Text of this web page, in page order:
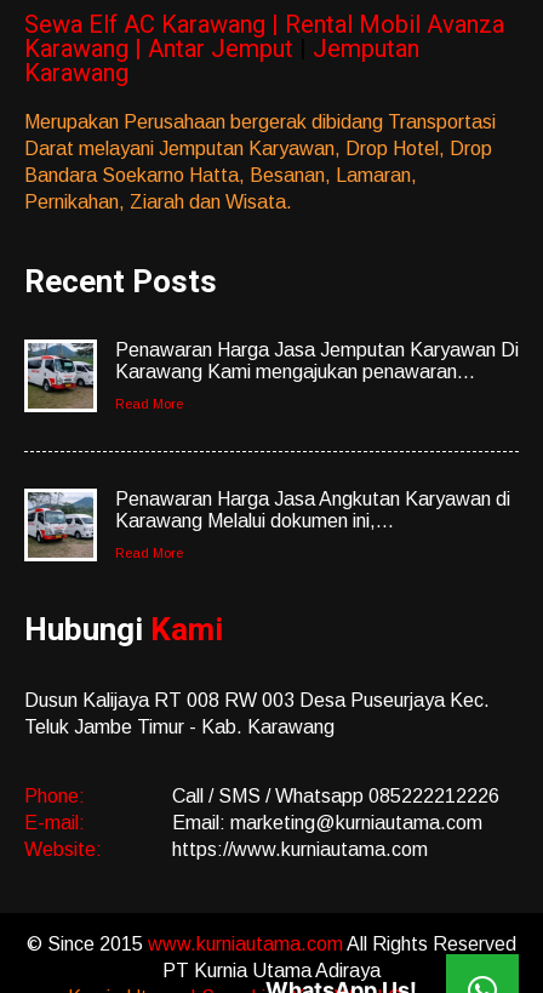
Sewa Elf AC Karawang | Rental Mobil Avanza
Karawang | Antar Jemput
Jemputan
Karawang
Merupakan Perusahaan bergerak dibidang Transportasi
Darat melayani Jemputan Karyawan, Drop Hotel, Drop
Bandara Soekarno Hatta, Besanan, Lamaran,
Pernikahan, Ziarah dan Wisata.
Recent Posts
Penawaran Harga Jasa Jemputan Karyawan Di
Karawang Kami mengajukan penawaran...
Read More
Penawaran Harga Jasa Angkutan Karyawan di
Karawang Melalui dokumen ini,...
Read More
Hubungi Kami
Dusun Kalijaya RT 008 RW 003 Desa Puseurjaya Kec.
Teluk Jambe Timur - Kab. Karawang
Phone:
Call / SMS / Whatsapp 085222212226
E-mail:
Email: marketing@kurniautama.com
Website:
https://www.kurniautama.com
© Since 2015 www.kurniautama.comAll Rights Reserved
PT Kurnia Utama Adiraya